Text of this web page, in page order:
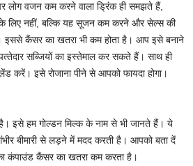
लोग वजन कम करने वाला ड्र‍िंक ही समझते हैं,
लिए नहीं, बल्कि यह सूजन कम करने और सेल्‍स की
इससे कैंसर का खतरा भी कम होता है। आप इसे बनाने
सब्‍ज‍ियों का इस्‍तेमाल कर सकते हैं। साथ ही
करें। इसे रोजाना पीने से आपको फायदा होगा।
है। इसे हम गोल्‍डन म‍िल्‍क के नाम से भी जानते हैं। ये
बीमारी से लड़ने में मदद करती है। आपको बता दें
कंपाउंड कैंसर का खतरा कम करता है।